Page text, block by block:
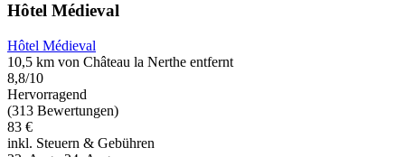
Hôtel Médieval
Hôtel Médieval
10,5 km von Château la Nerthe entfernt
8,8/10
Hervorragend
(313 Bewertungen)
83 €
inkl. Steuern & Gebühren